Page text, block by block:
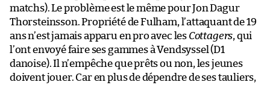
matchs). Le problème est le même pour Jon Dagur
Thorsteinsson. Propriété de Fulham, l’attaquant de 19
ans n’est jamais apparu en pro avec les Cottagers, qui
l’ont envoyé faire ses gammes à Vendsyssel (D1
danoise). Il n’empêche que prêts ou non, les jeunes
doivent jouer. Car en plus de dépendre de ses tauliers,